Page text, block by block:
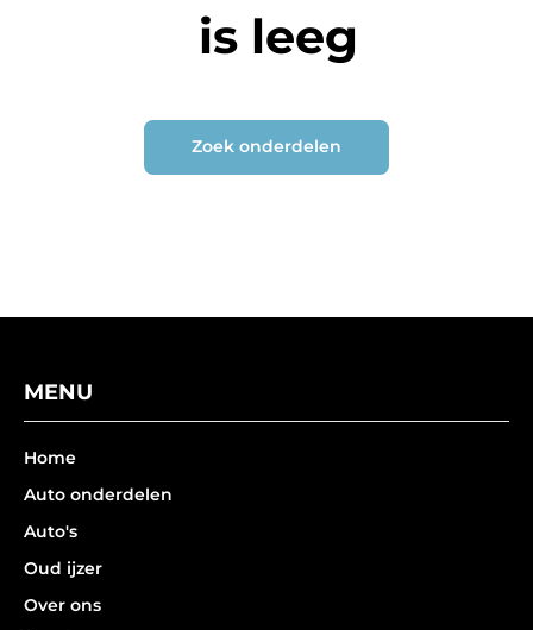
is leeg
Zoek onderdelen
MENU
Home
Auto onderdelen
Auto's
Oud ijzer
Over ons